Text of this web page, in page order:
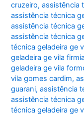
cruzeiro,assistência
assistência técnica
assistência técnica
assistência técnica
técnica geladeira ge
geladeira ge vila
geladeira ge vila
vila gomes cardim,
guarani,assistência
assistência técnica
técnica geladeira ge